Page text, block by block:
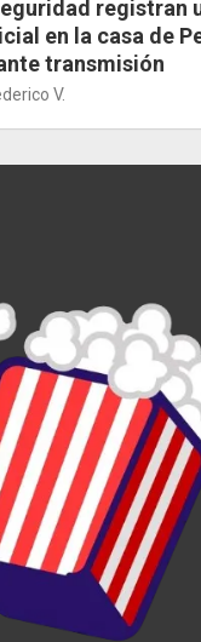
registran
en la casa de
transmisión
V.